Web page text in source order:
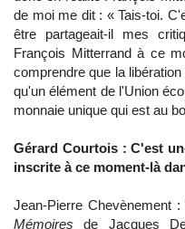
de moi me dit : « Tais-toi.
être partageait-il mes
François Mitterrand à ce
comprendre que la
qu'un élément de l'Union
monnaie unique qui est au
Gérard Courtois : C'est
inscrite à ce moment-là
Jean-Pierre Chevènement
Mémoires de Jacques